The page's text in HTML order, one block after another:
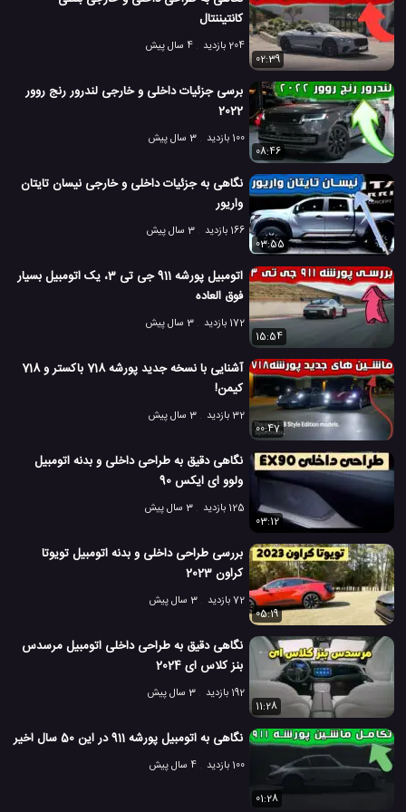
کانتیننتال
204 بازدید
4 سال پیش
02:39
برسی جزئیات داخلی و خارجی لندرور رنج روور
2022
100 بازدید
3 سال پیش
08:46
نگاهی به جزئیات داخلی و خارجی نیسان تایتان
واریور
166 بازدید
3 سال پیش
03:55
اتومبیل پورشه 911 جی تی 3، یک اتومبیل بسیار
فوق العاده
172 بازدید
3 سال پیش
15:54
آشنایی با نسخه جدید پورشه 718 باکستر و 718
کیمن!
32 بازدید
3 سال پیش
00:47
نگاهی دقیق به طراحی داخلی و بدنه اتومبیل
ولوو ای ایکس 90
125 بازدید
3 سال پیش
03:12
بررسی طراحی داخلی و بدنه اتومبیل تویوتا
کراون 2023
72 بازدید
3 سال پیش
05:19
نگاهی دقیق به طراحی داخلی اتومبیل مرسدس
بنز کلاس ای 2024
192 بازدید
3 سال پیش
11:28
نگاهی به اتومبیل پورشه 911 در این 50 سال اخیر
100 بازدید 4 سال پیش
01:28